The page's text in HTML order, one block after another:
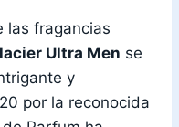
las fragancias
Ultra Men se
y
por la reconocida